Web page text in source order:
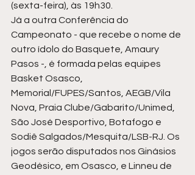
(sexta-feira), às 19h30.
Já a outra Conferência do
Campeonato - que recebe o nome de
outro ídolo do Basquete, Amaury
Pasos -, é formada pelas equipes
Basket Osasco,
Memorial/FUPES/Santos, AEGB/Vila
Nova, Praia Clube/Gabarito/Unimed,
São José Desportivo, Botafogo e
Sodiê Salgados/Mesquita/LSB-RJ. Os
jogos serão disputados nos Ginásios
Geodésico, em Osasco, e Linneu de